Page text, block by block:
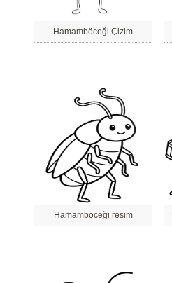
Hamamböceği Çizim
Hamamböceği resim